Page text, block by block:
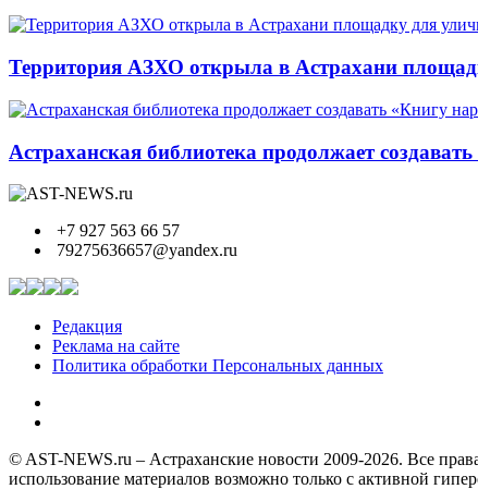
Территория АЗХО открыла в Астрахани
Астраханская библиотека продолжает
+7 927 563 66 57
79275636657@yandex.ru
Редакция
Реклама на сайте
Политика обработки Персональных данных
© AST-NEWS.ru – Астраханские новости 2009-2026. Все
использование материалов возможно только с активной